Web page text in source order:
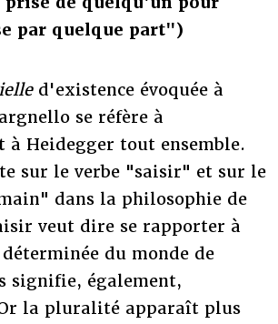
par quelque part")
d'existence évoquée à
se réfère à
à Heidegger tout ensemble.
sur le verbe "saisir" et sur le
dans la philosophie de
veut dire se rapporter à
du monde de
signifie, également,
la pluralité apparaît plus